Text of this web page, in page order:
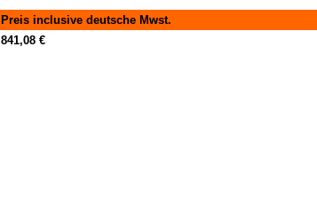
Preis inclusive deutsche Mwst.
841,08 €